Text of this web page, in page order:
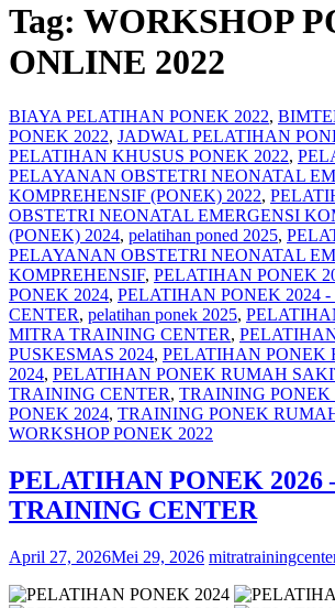
Tag: WORKSHOP
ONLINE 2022
BIAYA PELATIHAN PONEK 2022,
PONEK 2022, JADWAL PELATIHAN
PELATIHAN KHUSUS PONEK 2022,
PELAYANAN OBSTETRI NEONATAL
KOMPREHENSIF (PONEK) 2022,
OBSTETRI NEONATAL EMERGENSI
(PONEK) 2024, pelatihan poned 2025,
PELAYANAN OBSTETRI NEONATAL
KOMPREHENSIF, PELATIHAN PONEK
PONEK 2024, PELATIHAN PONEK 2024
CENTER, pelatihan ponek 2025,
MITRA TRAINING CENTER,
PUSKESMAS 2024, PELATIHAN PONEK
2024, PELATIHAN PONEK RUMAH
TRAINING CENTER, TRAINING PONEK
PONEK 2024, TRAINING PONEK
WORKSHOP PONEK 2022
PELATIHAN PONEK 2026
TRAINING CENTER
April 27, 2026Mei 29, 2026